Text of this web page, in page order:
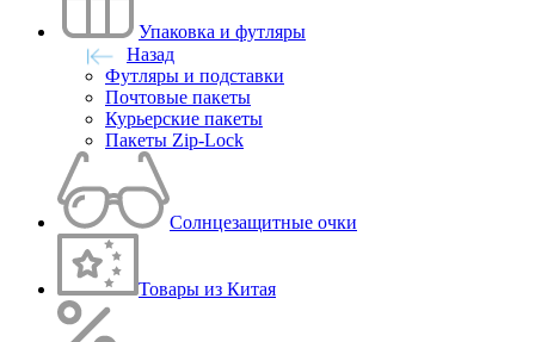
Упаковка и футляры
Назад
Футляры и подставки
Почтовые пакеты
Курьерские пакеты
Пакеты Zip-Lock
Солнцезащитные очки
Товары из Китая